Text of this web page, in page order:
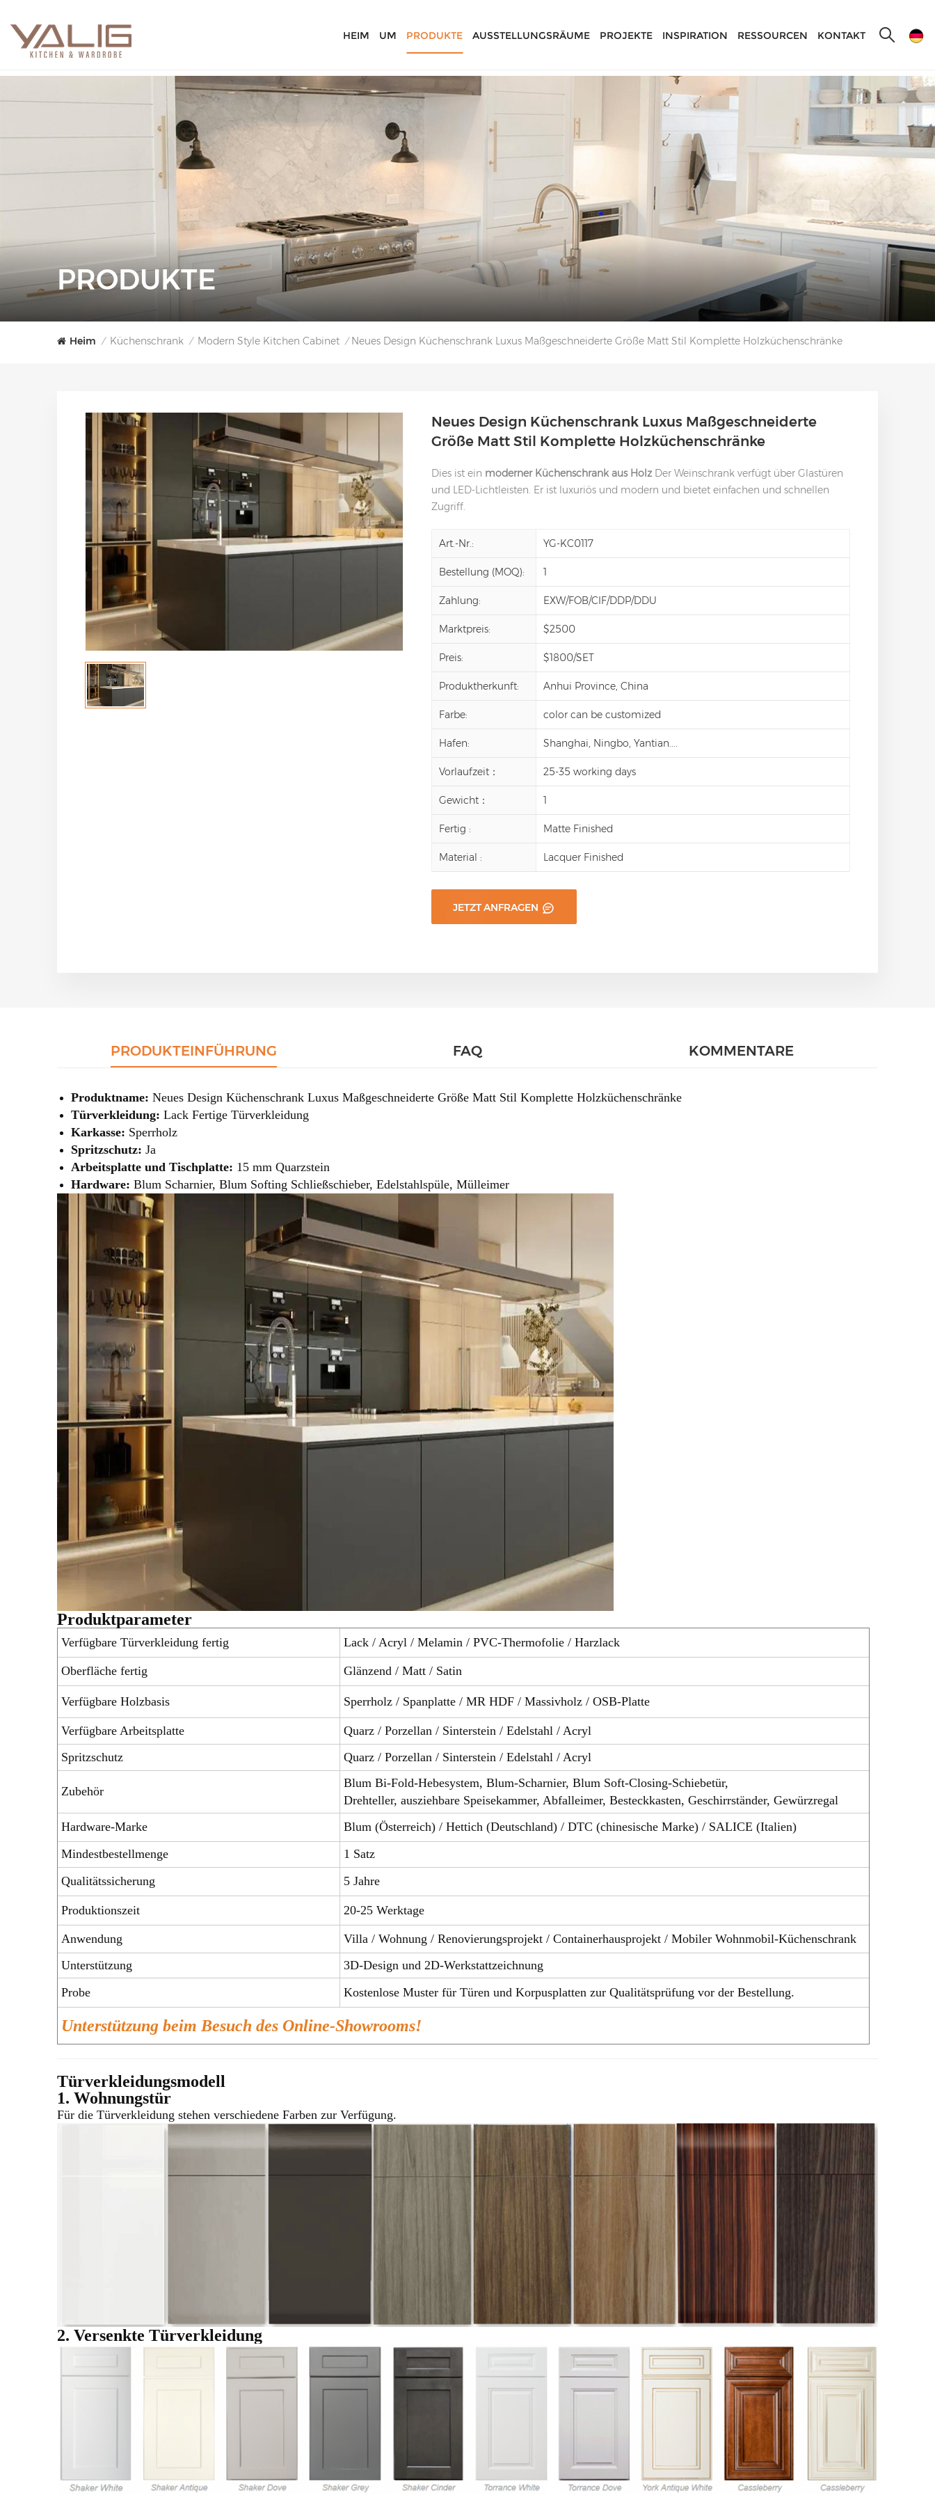
HEIM UM PRODUKTE AUSSTELLUNGSRÄUME PROJEKTE INSPIRATION RESSOURCEN KONTAKT
PRODUKTE
Heim / Küchenschrank / Modern Style Kitchen Cabinet / Neues Design Küchenschrank Luxus Maßgeschneiderte Größe Matt Stil Komplette Holzküchenschränke
Neues Design Küchenschrank Luxus Maßgeschneiderte
Größe Matt Stil Komplette Holzküchenschränke
Dies ist ein moderner Küchenschrank aus Holz Der Weinschrank verfügt über Glastüren
und LED-Lichtleisten. Er ist luxuriös und modern und bietet einfachen und schnellen
Zugriff.
Art.-Nr.: YG-KC0117
Bestellung (MOQ): 1
Zahlung: EXW/FOB/CIF/DDP/DDU
Marktpreis: $2500
Preis: $1800/SET
Produktherkunft: Anhui Province, China
Farbe: color can be customized
Hafen: Shanghai, Ningbo, Yantian....
Vorlaufzeit： 25-35 working days
Gewicht： 1
Fertig : Matte Finished
Material : Lacquer Finished
JETZT ANFRAGEN
PRODUKTEINFÜHRUNG FAQ KOMMENTARE
Produktname: Neues Design Küchenschrank Luxus Maßgeschneiderte Größe Matt Stil Komplette Holzküchenschränke
Türverkleidung: Lack Fertige Türverkleidung
Karkasse: Sperrholz
Spritzschutz: Ja
Arbeitsplatte und Tischplatte: 15 mm Quarzstein
Hardware: Blum Scharnier, Blum Softing Schließschieber, Edelstahlspüle, Mülleimer
Produktparameter
Verfügbare Türverkleidung fertig Lack / Acryl / Melamin / PVC-Thermofolie / Harzlack
Oberfläche fertig Glänzend / Matt / Satin
Verfügbare Holzbasis Sperrholz / Spanplatte / MR HDF / Massivholz / OSB-Platte
Verfügbare Arbeitsplatte
Quarz / Porzellan / Sinterstein / Edelstahl / Acryl
Spritzschutz
Quarz / Porzellan / Sinterstein / Edelstahl / Acryl
Zubehör
Blum Bi-Fold-Hebesystem, Blum-Scharnier, Blum Soft-Closing-Schiebetür,
Drehteller, ausziehbare Speisekammer, Abfalleimer, Besteckkasten, Geschirrständer, Gewürzregal
Hardware-Marke
Blum (Österreich) / Hettich (Deutschland) / DTC (chinesische Marke) / SALICE (Italien)
Mindestbestellmenge
1 Satz
Qualitätssicherung
5 Jahre
Produktionszeit 20-25 Werktage
Anwendung
Villa / Wohnung / Renovierungsprojekt / Containerhausprojekt / Mobiler Wohnmobil-Küchenschrank
Unterstützung
3D-Design und 2D-Werkstattzeichnung
Probe
Kostenlose Muster für Türen und Korpusplatten zur Qualitätsprüfung vor der Bestellung.
Unterstützung beim Besuch des Online-Showrooms!
Türverkleidungsmodell
1. Wohnungstür
Für die Türverkleidung stehen verschiedene Farben zur Verfügung.
2. Versenkte Türverkleidung